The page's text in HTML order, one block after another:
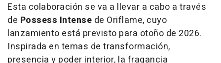
Esta colaboración se va a llevar a cabo a través
de Possess Intense de Oriflame, cuyo
lanzamiento está previsto para otoño de 2026.
Inspirada en temas de transformación,
presencia y poder interior, la fragancia